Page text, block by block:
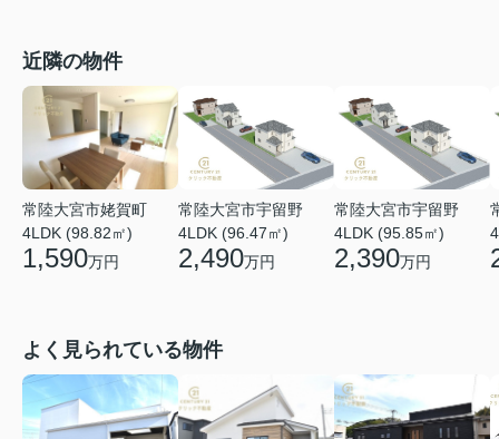
近隣の物件
常陸大宮市姥賀町
4LDK (98.82㎡)
1,590万円
常陸大宮市宇留野
4LDK (96.47㎡)
2,490万円
常陸大宮市宇留野
4LDK (95.85㎡)
2,390万円
よく見られている物件